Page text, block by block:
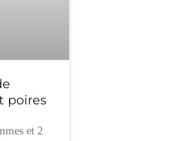
poires
et 2